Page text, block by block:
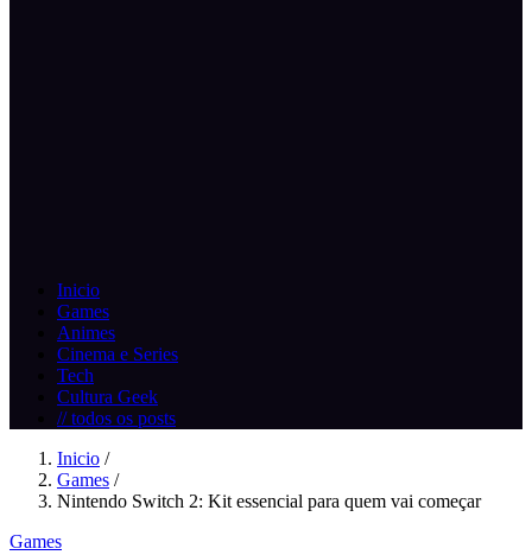
Inicio
Games
Animes
Cinema e Series
Tech
Cultura Geek
// todos os posts
Inicio /
Games /
Nintendo Switch 2: Kit essencial para quem vai começar
Games